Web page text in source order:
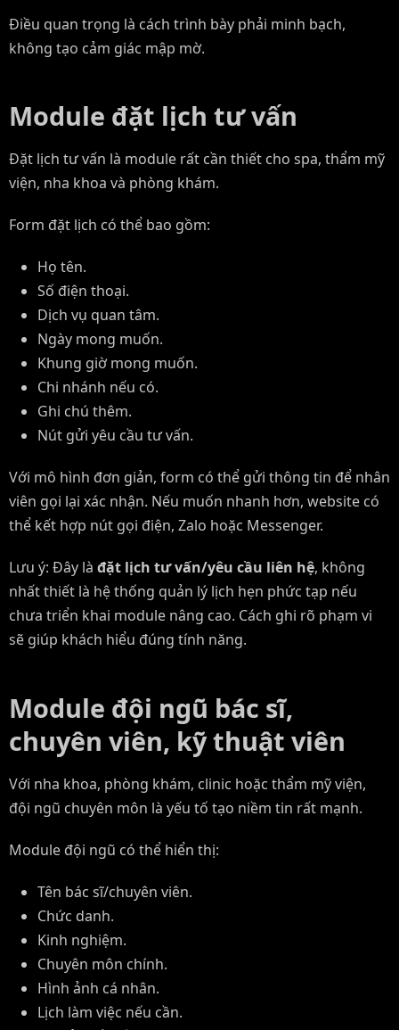
Điều quan trọng là cách trình bày phải minh bạch,
không tạo cảm giác mập mờ.
Module đặt lịch tư vấn
Đặt lịch tư vấn là module rất cần thiết cho spa, thẩm mỹ
viện, nha khoa và phòng khám.
Form đặt lịch có thể bao gồm:
Họ tên.
Số điện thoại.
Dịch vụ quan tâm.
Ngày mong muốn.
Khung giờ mong muốn.
Chi nhánh nếu có.
Ghi chú thêm.
Nút gửi yêu cầu tư vấn.
Với mô hình đơn giản, form có thể gửi thông tin để nhân
viên gọi lại xác nhận. Nếu muốn nhanh hơn, website có
thể kết hợp nút gọi điện, Zalo hoặc Messenger.
Lưu ý: Đây là đặt lịch tư vấn/yêu cầu liên hệ, không
nhất thiết là hệ thống quản lý lịch hẹn phức tạp nếu
chưa triển khai module nâng cao. Cách ghi rõ phạm vi
sẽ giúp khách hiểu đúng tính năng.
Module đội ngũ bác sĩ,
chuyên viên, kỹ thuật viên
Với nha khoa, phòng khám, clinic hoặc thẩm mỹ viện,
đội ngũ chuyên môn là yếu tố tạo niềm tin rất mạnh.
Module đội ngũ có thể hiển thị:
Tên bác sĩ/chuyên viên.
Chức danh.
Kinh nghiệm.
Chuyên môn chính.
Hình ảnh cá nhân.
Lịch làm việc nếu cần.